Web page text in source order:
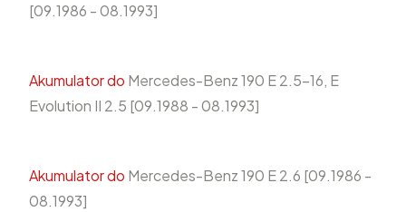
[09.1986 - 08.1993]
Akumulator do Mercedes-Benz 190 E 2.5-16, E
Evolution II 2.5 [09.1988 - 08.1993]
Akumulator do Mercedes-Benz 190 E 2.6 [09.1986 -
08.1993]